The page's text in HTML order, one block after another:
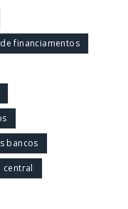
financiamentos
bancos
central